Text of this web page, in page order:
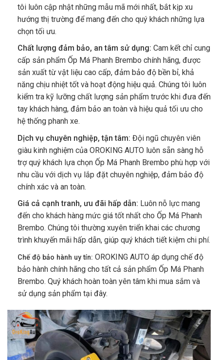
tôi luôn cập nhật những mẫu mã mới nhất, bắt kịp xu
hướng thị trường để mang đến cho quý khách những lựa
chọn tối ưu.
Chất lượng đảm bảo, an tâm sử dụng: Cam kết chỉ cung
cấp sản phẩm Ốp Má Phanh Brembo chính hãng, được
sản xuất từ vật liệu cao cấp, đảm bảo độ bền bỉ, khả
năng chịu nhiệt tốt và hoạt động hiệu quả. Chúng tôi luôn
kiểm tra kỹ lưỡng chất lượng sản phẩm trước khi đưa đến
tay khách hàng, đảm bảo an toàn và hiệu quả tối ưu cho
hệ thống phanh xe.
Dịch vụ chuyên nghiệp, tận tâm: Đội ngũ chuyên viên
giàu kinh nghiệm của OROKING AUTO luôn sẵn sàng hỗ
trợ quý khách lựa chọn Ốp Má Phanh Brembo phù hợp với
nhu cầu với dịch vụ lắp đặt chuyên nghiệp, đảm bảo độ
chính xác và an toàn.
Giá cả cạnh tranh, ưu đãi hấp dẫn: Luôn nỗ lực mang
đến cho khách hàng mức giá tốt nhất cho Ốp Má Phanh
Brembo. Chúng tôi thường xuyên triển khai các chương
trình khuyến mãi hấp dẫn, giúp quý khách tiết kiệm chi phí.
Chế độ bảo hành uy tín: OROKING AUTO áp dụng chế độ
bảo hành chính hãng cho tất cả sản phẩm Ốp Má Phanh
Brembo. Quý khách hoàn toàn yên tâm khi mua sắm và
sử dụng sản phẩm tại đây.